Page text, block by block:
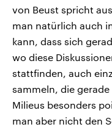
von Beust spricht
man natürlich auch
kann, dass sich
wo diese
stattfinden, auch
sammeln, die
Milieus besonders
man aber nicht den